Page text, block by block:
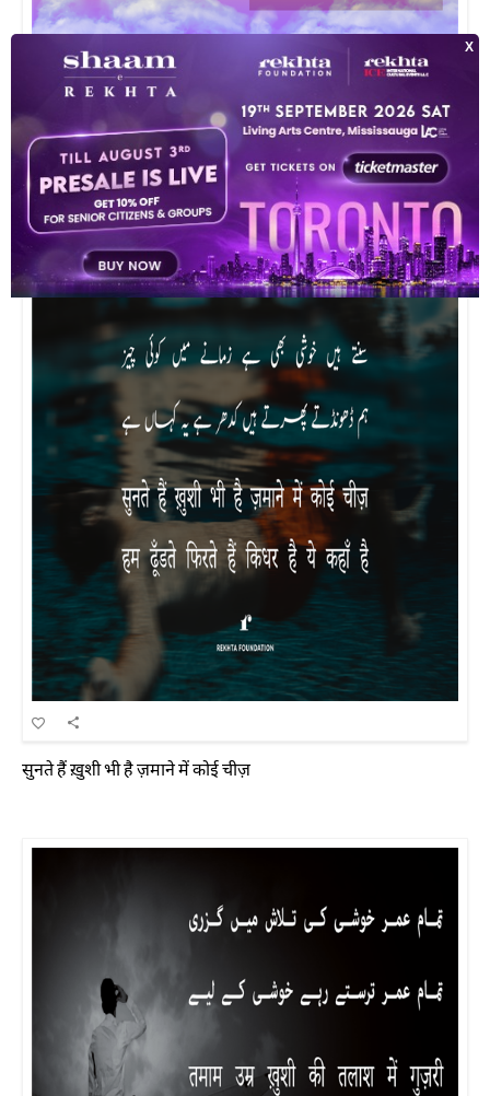
एक वो हैं कि जिन्हें अपनी ख़ुशी ले डूबी
सुनते हैं ख़ुशी भी है ज़माने में कोई चीज़